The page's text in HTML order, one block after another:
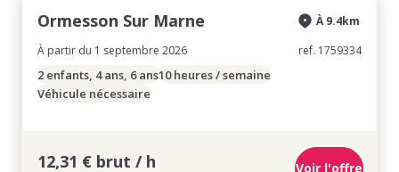
Ormesson Sur Marne
À partir du 1 septembre 2026
À 9.4km
ref. 1759334
2 enfants, 4 ans, 6 ans10 heures / semaine
Véhicule nécessaire
12,31 € brut / h Voir l'offre